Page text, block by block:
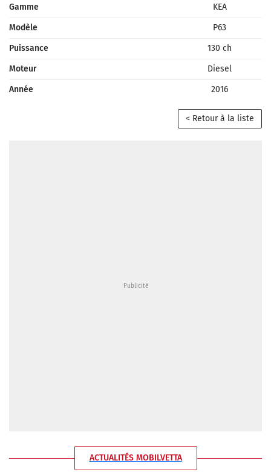
Gamme
KEA
Modèle
P63
Puissance
130 ch
Moteur
Diesel
Année
2016
< Retour à la liste
ACTUALITÉS MOBILVETTA